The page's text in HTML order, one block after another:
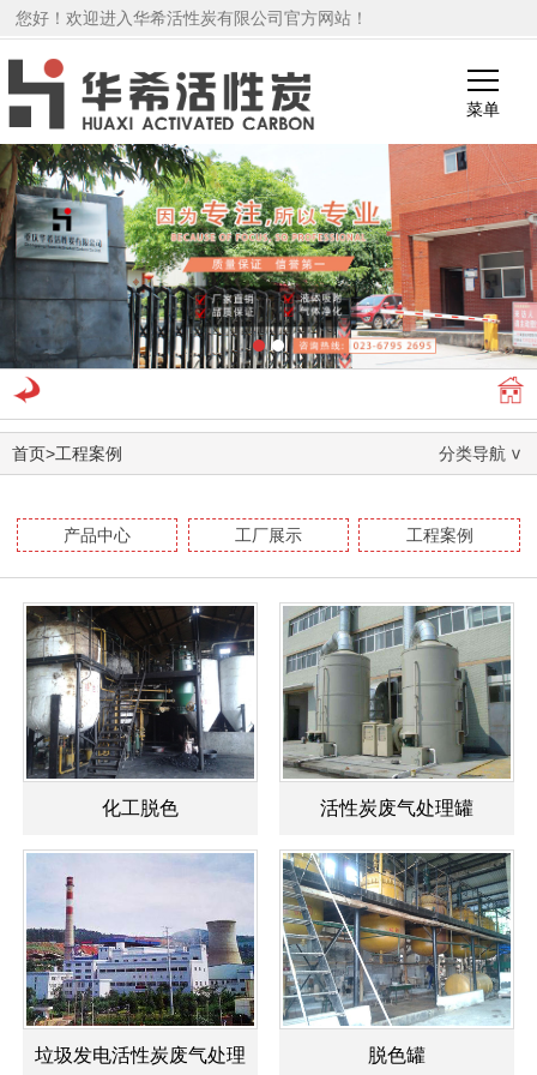
您好！欢迎进入华希活性炭有限公司官方网站！
菜单
1 2
首页>工程案例 分类导航
产品中心 工厂展示 工程案例
化工脱色 活性炭废气处理罐
垃圾发电活性炭废气处理 脱色罐